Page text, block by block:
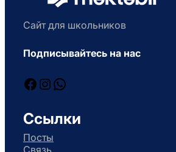
Сайт для школьников
Подписывайтесь на нас
Facebook
Instagram
WhatsApp
Ссылки
Посты
Связь